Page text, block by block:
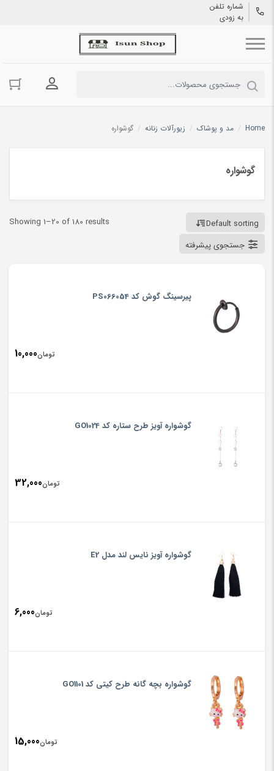
شماره تلفن
به زودی
ورود به
Home
/ مد و پوشاک / زیورآلات زنانه / گوشواره
گوشواره
Showing 1–20 of 180 results
Default sorting
جستجوی پیشرفته
پیرسینگ گوش کد PS066054
تومان10,000
گوشواره آویز طرح ستاره کد GO1024
تومان32,000
گوشواره آویز نایس لند مدل E2
تومان6,000
گوشواره بچه گانه طرح کیتی کد GO1101
تومان15,000